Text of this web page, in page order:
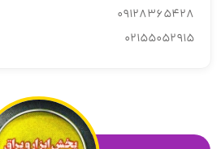
09128365428
02155052915